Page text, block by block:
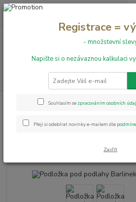
+420 731 199 591
Hybridní podlahy Smart Wood
Podložka pod
Extreme 1,5 mm
Registrace =
- množstevní
Napište si o nezávaznou kalkulaci
Souhlasím se zpracováním osobních
Přeji si odebírat novinky e-mailem dle
Zavřít